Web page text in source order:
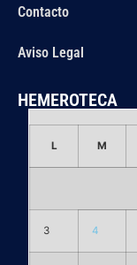
Contacto
Aviso Legal
HEMEROTECA
L M
3 4